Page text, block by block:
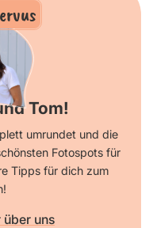
Tom!
umrundet und die
Fotospots für
Tipps für dich zum
über uns